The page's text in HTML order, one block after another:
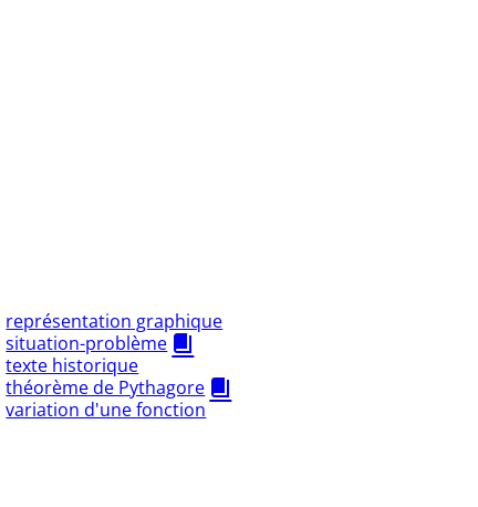
représentation graphique
situation-problème
texte historique
théorème de Pythagore
variation d'une fonction